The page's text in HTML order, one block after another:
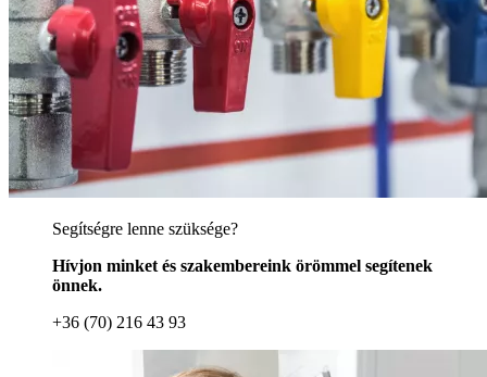
Segítségre lenne szüksége?
Hívjon minket és szakembereink örömmel segítenek
önnek.
+36 (70) 216 43 93